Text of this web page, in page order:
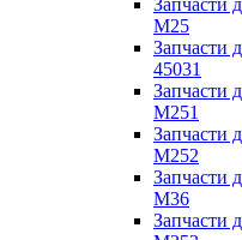
Запчасти
M25
Запчасти
45031
Запчасти
M251
Запчасти
M252
Запчасти
M36
Запчасти